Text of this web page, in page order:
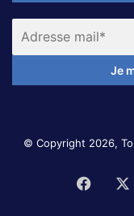
© Copyright 2026,